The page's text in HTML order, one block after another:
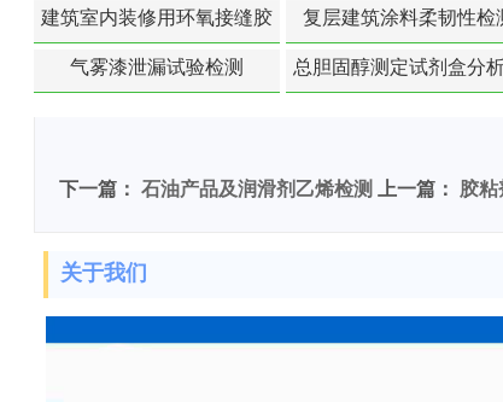
建筑室内装修用环氧接缝胶
苯含量检测
复层建筑涂料柔韧性检
气雾漆泄漏试验检测
总胆固醇测定试剂盒分
下一篇： 石油产品及润滑剂乙烯检测 上一篇： 胶粘
关于我们